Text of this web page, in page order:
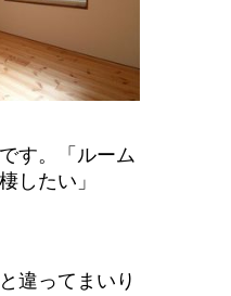
す。「ルーム
したい」
違ってまいり